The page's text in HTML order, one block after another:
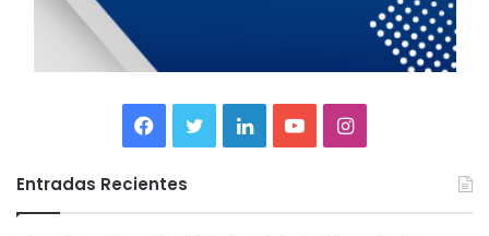
c
i
L
n
u
I
s
Entradas Recientes